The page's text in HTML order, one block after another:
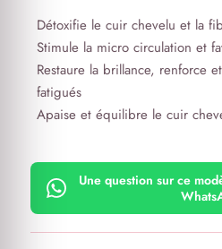
Détoxifie le cuir chevelu et la
Stimule la micro circulation et
Restaure la brillance, renforce
fatigués
Apaise et équilibre le cuir
Une question sur ce